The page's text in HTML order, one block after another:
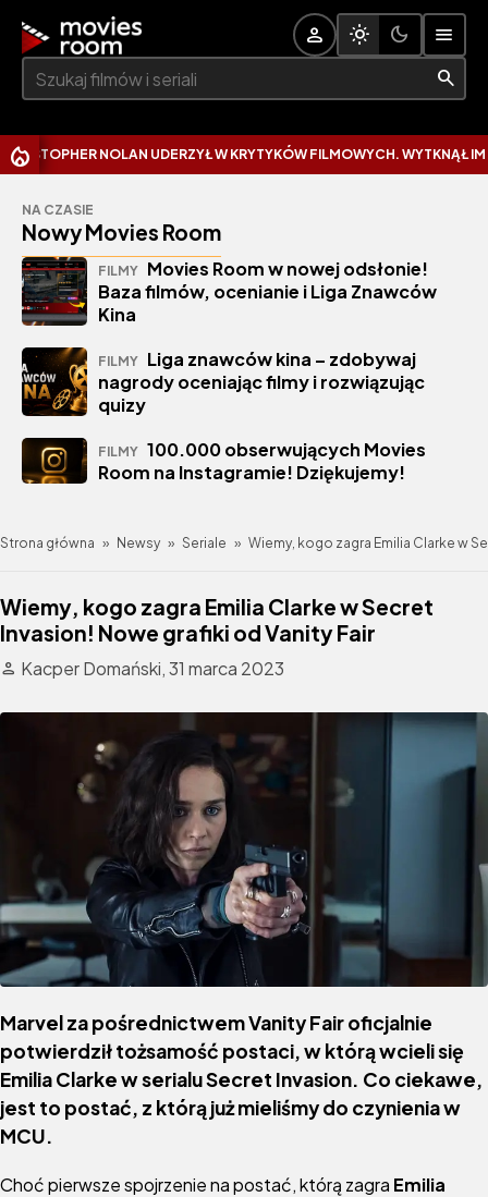
Szukaj:
NOLAN UDERZYŁ W KRYTYKÓW FILMOWYCH. WYTKNĄŁ IM
NA CZASIE
Nowy Movies Room
FILMY Movies Room w nowej odsłonie!
Baza filmów, ocenianie i Liga Znawców
Kina
FILMY Liga znawców kina – zdobywaj
nagrody oceniając filmy i rozwiązując
quizy
FILMY 100.000 obserwujących Movies
Room na Instagramie! Dziękujemy!
Strona główna » Newsy » Seriale » Wiemy, kogo zagra Emilia Clarke w
Wiemy, kogo zagra Emilia Clarke w Secret
Invasion! Nowe grafiki od Vanity Fair
Kacper Domański,31 marca 2023
Marvel za pośrednictwem Vanity Fair oficjalnie
potwierdził tożsamość postaci, w którą wcieli się
Emilia Clarke w serialu Secret Invasion. Co ciekawe,
jest to postać, z którą już mieliśmy do czynienia w
MCU.
Choć pierwsze spojrzenie na postać, którą zagra Emilia